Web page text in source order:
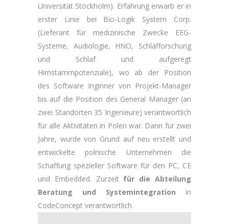
Universität Stockholm). Erfahrung erwarb er in
erster Linie bei Bio-Logik System Corp.
(Lieferant für medizinische Zwecke EEG-
Systeme, Audiologie, HNO, Schlafforschung
und Schlaf und aufgeregt
Hirnstammpotenziale), wo ab der Position
des Software Inginner von Projekt-Manager
bis auf die Position des General Manager (an
zwei Standorten 35 Ingenieure) verantwortlich
für alle Aktivitäten in Polen war. Dann für zwei
Jahre, wurde von Grund auf neu erstellt und
entwickelte polnische Unternehmen die
Schaffung spezieller Software für den PC, CE
und Embedded. Zurzeit für die Abteilung
Beratung und Systemintegration in
CodeConcept verantwortlich